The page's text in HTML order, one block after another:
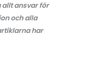
allt ansvar för
och alla
har